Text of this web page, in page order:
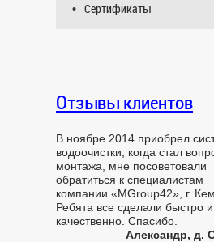
Сертификаты
Отзывыклиентов
В ноябре 2014 приобрел
водоочистки, когда стал
монтажа, мне посоветовали
обратиться к специалистам
компании «MGroup42», г.
Ребята все сделали быстро и
качественно. Спасибо.
Александр, д.